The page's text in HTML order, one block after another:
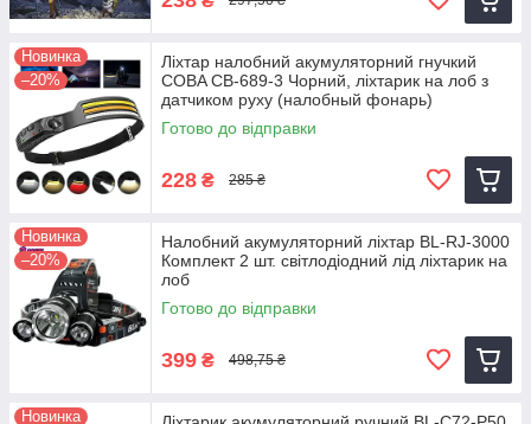
Новинка
–20%
Ліхтар налобний акумуляторний гнучкий
COBA CB-689-3 Чорний, ліхтарик на лоб з
датчиком руху (налобный фонарь)
Готово до відправки
228 ₴ 285 ₴
Новинка
–20%
Налобний акумуляторний ліхтар BL-RJ-3000
Комплект 2 шт. світлодіодний лід ліхтарик на
лоб
Готово до відправки
399 ₴ 498,75 ₴
Новинка